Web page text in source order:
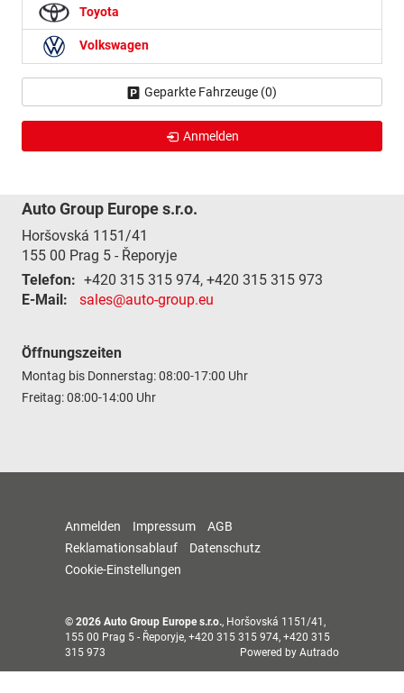
Toyota
Volkswagen
Geparkte Fahrzeuge (0)
Anmelden
Auto Group Europe s.r.o.
Horšovská 1151/41
155 00 Prag 5 - Řeporyje
Telefon: +420 315 315 974, +420 315 315 973
E-Mail:
sales@auto-group.eu
Öffnungszeiten
Montag bis Donnerstag: 08:00-17:00 Uhr
Freitag: 08:00-14:00 Uhr
Anmelden Impressum
AGB
Reklamationsablauf
Datenschutz
Cookie-Einstellungen
© 2026 Auto Group Europe s.r.o., Horšovská 1151/41 ,
155 00 Prag 5 - Řeporyje, +420 315 315 974, +420 315
315 973
Powered by Autrado